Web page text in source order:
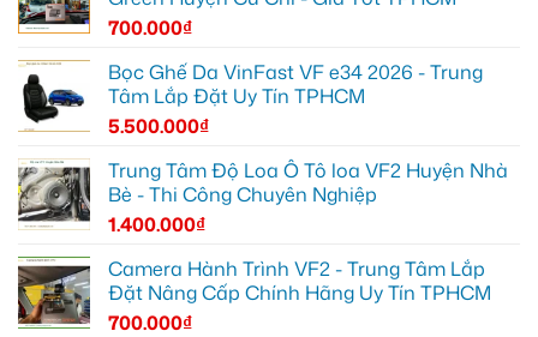
700.000₫
Bọc Ghế Da VinFast VF e34 2026 - Trung
Tâm Lắp Đặt Uy Tín TPHCM
5.500.000₫
Trung Tâm Độ Loa Ô Tô loa VF2 Huyện Nhà
Bè - Thi Công Chuyên Nghiệp
1.400.000₫
Camera Hành Trình VF2 - Trung Tâm Lắp
Đặt Nâng Cấp Chính Hãng Uy Tín TPHCM
700.000₫